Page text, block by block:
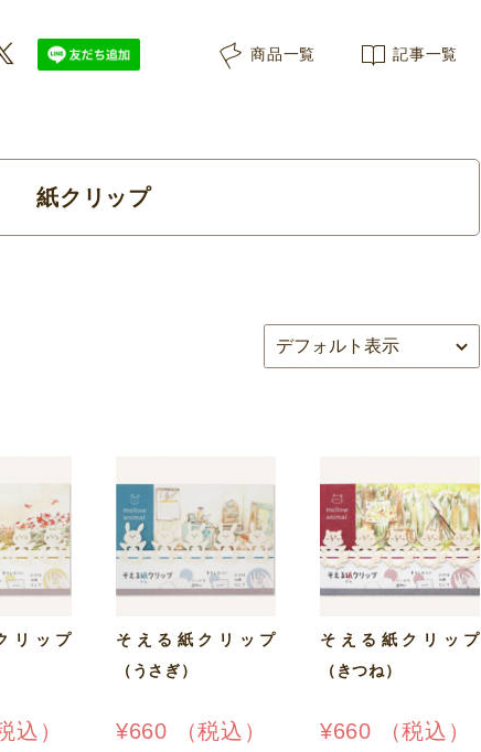
商品一覧 記事一覧
紙クリップ
リップ
込）
そえる紙クリップ
（うさぎ）
¥660 （税込）
そえる紙クリップ
（きつね）
¥660 （税込）